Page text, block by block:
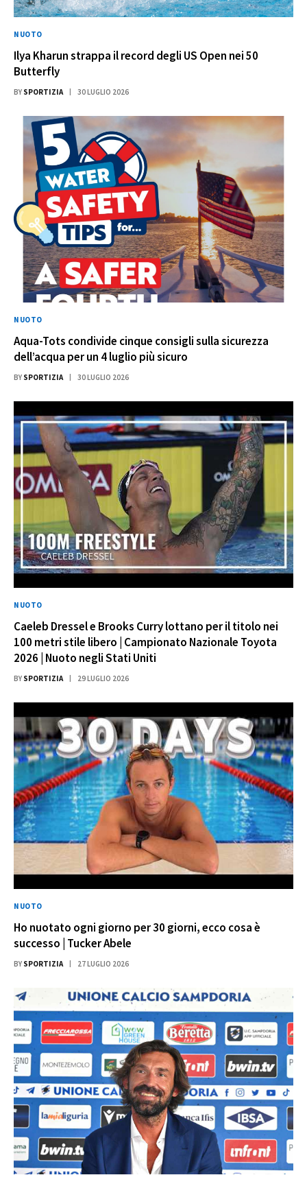
NUOTO
Ilya Kharun strappa il record degli US Open nei 50
Butterfly
BY SPORTIZIA 30 LUGLIO 2026
NUOTO
Aqua-Tots condivide cinque consigli sulla sicurezza
dell’acqua per un 4 luglio più sicuro
BY SPORTIZIA 30 LUGLIO 2026
NUOTO
Caeleb Dressel e Brooks Curry lottano per il titolo nei
100 metri stile libero | Campionato Nazionale Toyota
2026 | Nuoto negli Stati Uniti
BY SPORTIZIA 29 LUGLIO 2026
NUOTO
Ho nuotato ogni giorno per 30 giorni, ecco cosa è
successo | Tucker Abele
BY SPORTIZIA 27 LUGLIO 2026